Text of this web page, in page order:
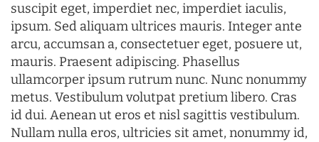
suscipit eget, imperdiet nec, imperdiet iaculis,
ipsum. Sed aliquam ultrices mauris. Integer ante
arcu, accumsan a, consectetuer eget, posuere ut,
mauris. Praesent adipiscing. Phasellus
ullamcorper ipsum rutrum nunc. Nunc nonummy
metus. Vestibulum volutpat pretium libero. Cras
id dui. Aenean ut eros et nisl sagittis vestibulum.
Nullam nulla eros, ultricies sit amet, nonummy id,